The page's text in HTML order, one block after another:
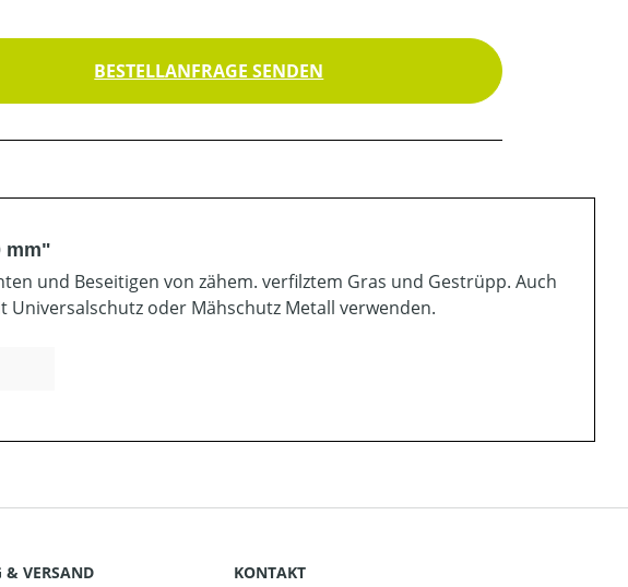
BESTELLANFRAGE SENDEN
mm"
und Beseitigen von zähem. verfilztem Gras und Gestrüpp. Auch
oder Mähschutz Metall verwenden.
& VERSAND
KONTAKT